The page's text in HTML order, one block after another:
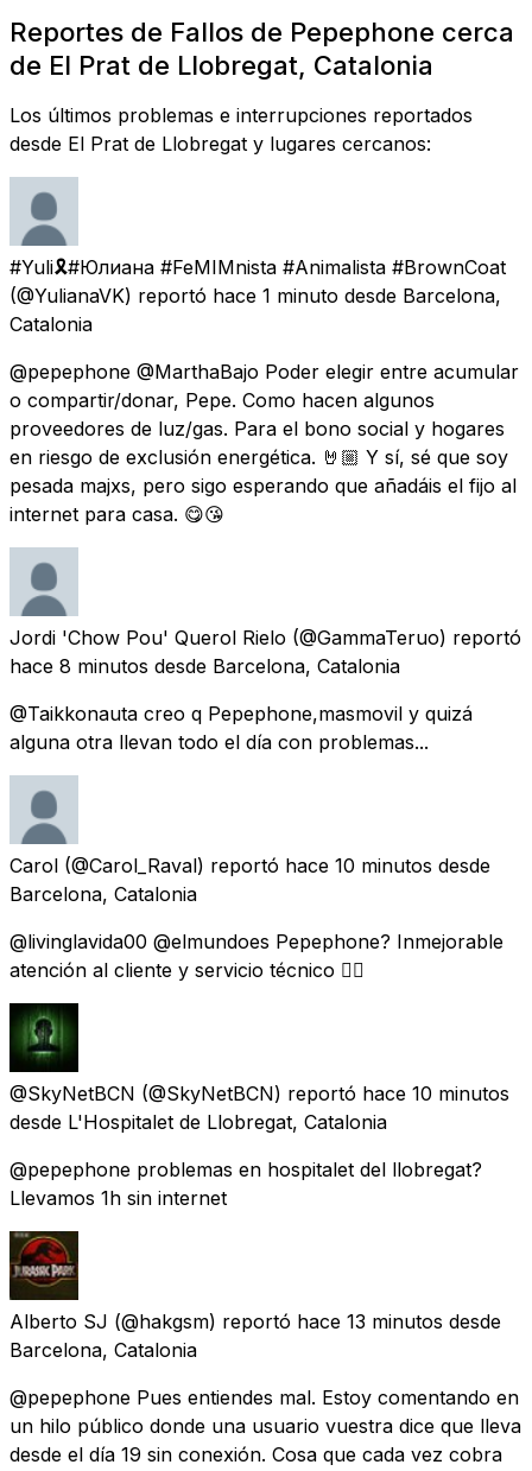
Reportes de Fallos de Pepephone cerca
de El Prat de Llobregat, Catalonia
Los últimos problemas e interrupciones reportados
desde El Prat de Llobregat y lugares cercanos:
#Yuli🎗#Юлиана #FeMIMnista #Animalista #BrownCoat
(@YulianaVK) reportó hace 1 minuto desde Barcelona,
Catalonia
@pepephone @MarthaBajo Poder elegir entre acumular
o compartir/donar, Pepe. Como hacen algunos
proveedores de luz/gas. Para el bono social y hogares
en riesgo de exclusión energética. 🤘🏼 Y sí, sé que soy
pesada majxs, pero sigo esperando que añadáis el fijo al
internet para casa. 😋😘
Jordi 'Chow Pou' Querol Rielo (@GammaTeruo) reportó
hace 8 minutos desde Barcelona, Catalonia
@Taikkonauta creo q Pepephone,masmovil y quizá
alguna otra llevan todo el día con problemas...
Carol (@Carol_Raval) reportó hace 10 minutos desde
Barcelona, Catalonia
@livinglavida00 @elmundoes Pepephone? Inmejorable
atención al cliente y servicio técnico 👍🏻
@SkyNetBCN (@SkyNetBCN) reportó hace 10 minutos
desde L'Hospitalet de Llobregat, Catalonia
@pepephone problemas en hospitalet del llobregat?
Llevamos 1h sin internet
Alberto SJ (@hakgsm) reportó hace 13 minutos desde
Barcelona, Catalonia
@pepephone Pues entiendes mal. Estoy comentando en
un hilo público donde una usuario vuestra dice que lleva
desde el día 19 sin conexión. Cosa que cada vez cobra